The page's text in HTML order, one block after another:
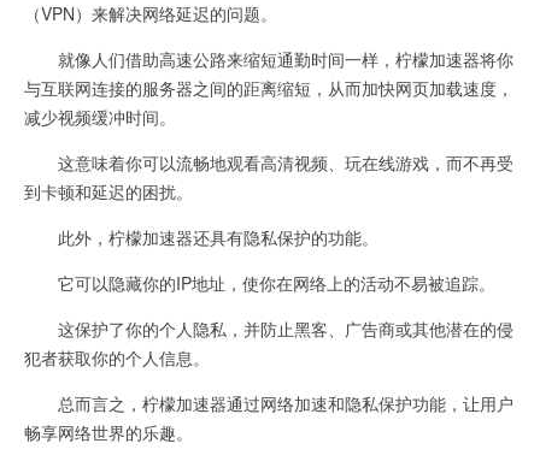
（VPN）来解决网络延迟的问题。
就像人们借助高速公路来缩短通勤时间一样，柠檬加速器将你
与互联网连接的服务器之间的距离缩短，从而加快网页加载速度，
减少视频缓冲时间。
这意味着你可以流畅地观看高清视频、玩在线游戏，而不再受
到卡顿和延迟的困扰。
此外，柠檬加速器还具有隐私保护的功能。
它可以隐藏你的IP地址，使你在网络上的活动不易被追踪。
这保护了你的个人隐私，并防止黑客、广告商或其他潜在的侵
犯者获取你的个人信息。
总而言之，柠檬加速器通过网络加速和隐私保护功能，让用户
畅享网络世界的乐趣。